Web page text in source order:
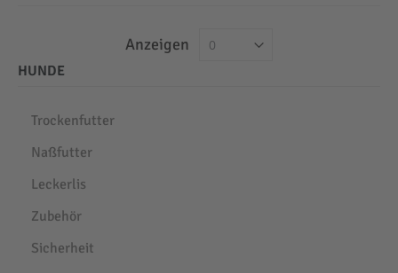
Anzeigen
HUNDE
Trockenfutter
Naßfutter
Leckerlis
Zubehör
Sicherheit